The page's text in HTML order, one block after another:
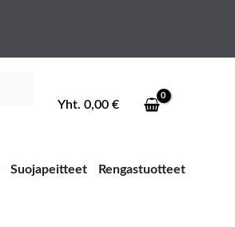
Yht. 0,00 €
Suojapeitteet Rengastuotteet